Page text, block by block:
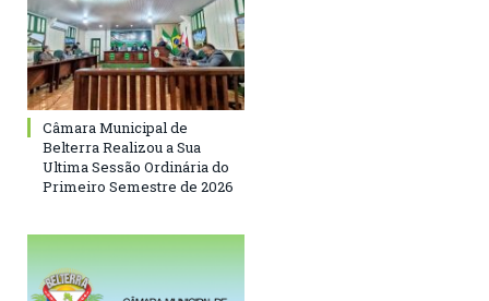
Câmara Municipal de
Belterra Realizou a Sua
Ultima Sessão Ordinária do
Primeiro Semestre de 2026